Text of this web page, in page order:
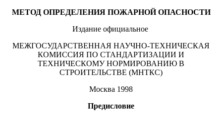
МЕТОД ОПРЕДЕЛЕНИЯ ПОЖАРНОЙ ОПАСНОСТИ
Издание официальное
МЕЖГОСУДАРСТВЕННАЯ НАУЧНО-ТЕХНИЧЕСКАЯ
КОМИССИЯ ПО СТАНДАРТИЗАЦИИ И
ТЕХНИЧЕСКОМУ НОРМИРОВАНИЮ В
СТРОИТЕЛЬСТВЕ (МНТКС)
Москва 1998
Предисловие